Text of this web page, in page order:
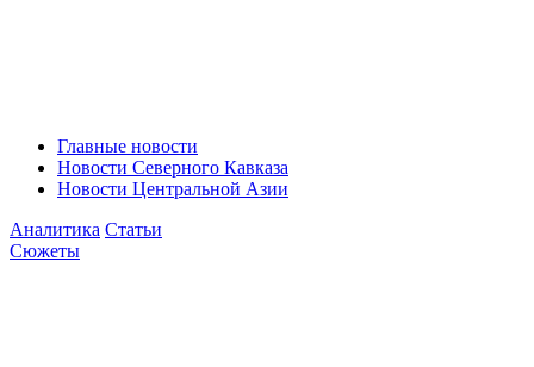
Главные новости
Новости Северного Кавказа
Новости Центральной Азии
Аналитика Статьи
Сюжеты